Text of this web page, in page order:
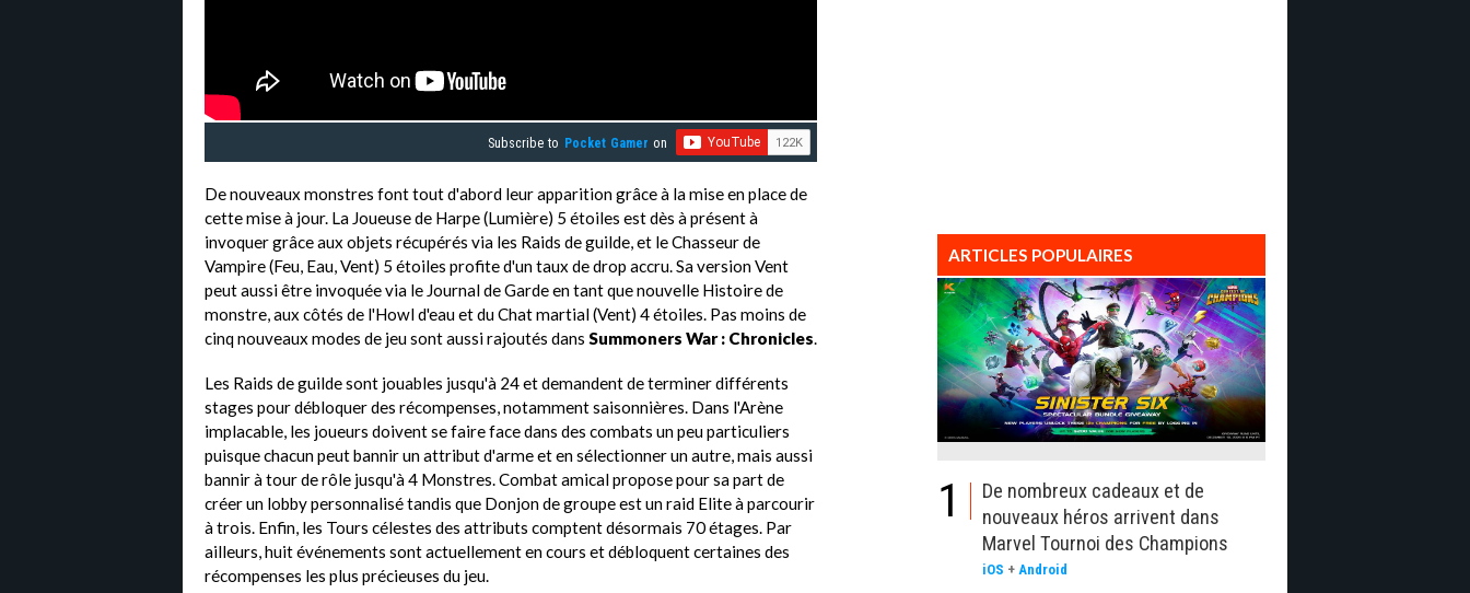
Subscribe to Pocket Gamer on
De nouveaux monstres font tout d'abord leur apparition grâce à la mise en place de
cette mise à jour. La Joueuse de Harpe (Lumière) 5 étoiles est dès à présent à
invoquer grâce aux objets récupérés via les Raids de guilde, et le Chasseur de
Vampire (Feu, Eau, Vent) 5 étoiles profite d'un taux de drop accru. Sa version Vent
peut aussi être invoquée via le Journal de Garde en tant que nouvelle Histoire de
monstre, aux côtés de l'Howl d'eau et du Chat martial (Vent) 4 étoiles. Pas moins de
cinq nouveaux modes de jeu sont aussi rajoutés dans Summoners War : Chronicles.
Les Raids de guilde sont jouables jusqu'à 24 et demandent de terminer différents
stages pour débloquer des récompenses, notamment saisonnières. Dans l'Arène
implacable, les joueurs doivent se faire face dans des combats un peu particuliers
puisque chacun peut bannir un attribut d'arme et en sélectionner un autre, mais aussi
bannir à tour de rôle jusqu'à 4 Monstres. Combat amical propose pour sa part de
créer un lobby personnalisé tandis que Donjon de groupe est un raid Elite à parcourir
à trois. Enfin, les Tours célestes des attributs comptent désormais 70 étages. Par
ailleurs, huit événements sont actuellement en cours et débloquent certaines des
récompenses les plus précieuses du jeu.
ARTICLES POPULAIRES
1
De nombreux cadeaux et de
nouveaux héros arrivent dans
Marvel Tournoi des Champions
iOS + Android